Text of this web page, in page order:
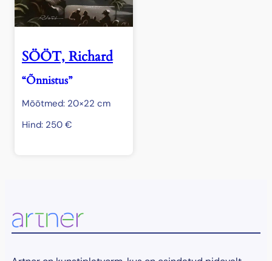
SÖÖT, Richard
“Õnnistus”
Mõõtmed: 20×22 cm
Hind: 250 €